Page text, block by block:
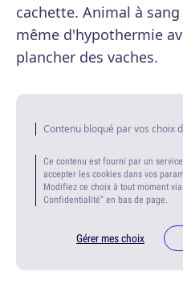
cachette. Animal à
même d'hypothermie
plancher des vaches.
Contenu bloqué par vos choix
Ce contenu est fourni par un
accepter les cookies dans vos
Modifiez ce choix à tout moment
Confidentialité" en bas de page.
Gérer mes choix